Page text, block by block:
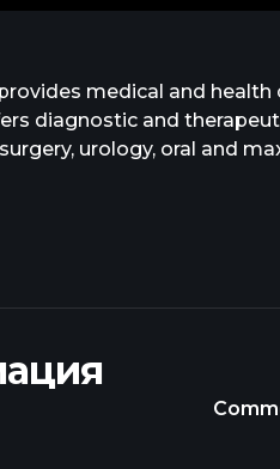
medical and
diagnostic and
urology, oral and